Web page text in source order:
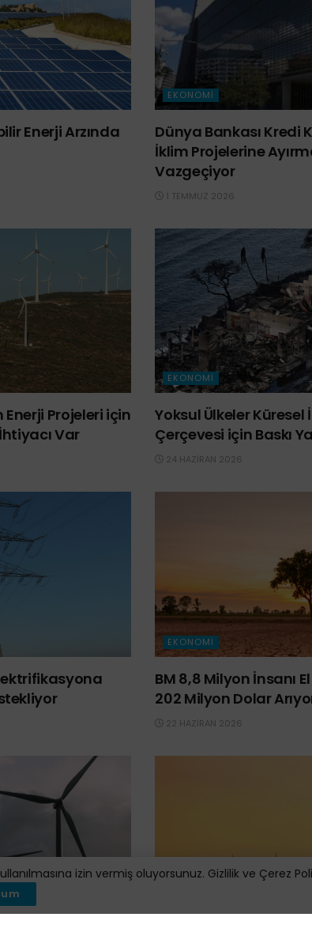
Enerji Arzında
EKONOMI
Dünya Bankası Kredi
İklim Projelerine
Vazgeçiyor
1 TEMMUZ 2026
Projeleri için
Var
EKONOMI
Yoksul Ülkeler
Çerçevesi için Baskı
24 HAZIRAN 2026
EKONOMI
BM 8,8 Milyon İnsanı
202 Milyon Dolar
22 HAZIRAN 2026
izin vermiş oluyorsunuz. Gizlilik ve Çerez